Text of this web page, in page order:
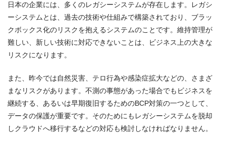
日本の企業には、多くのレガシーシステムが存在します。レガシ
ーシステムとは、過去の技術や仕組みで構築されており、ブラッ
クボックス化のリスクを抱えるシステムのことです。維持管理が
難しい、新しい技術に対応できないことは、ビジネス上の大きな
リスクになります。
また、昨今では自然災害、テロ行為や感染症拡大などの、さまざ
まなリスクがあります。不測の事態があった場合でもビジネスを
継続する、あるいは早期復旧するためのBCP対策の一つとして、
データの保護が重要です。そのためにもレガシーシステムを脱却
しクラウドへ移行するなどの対応も検討しなければなりません。